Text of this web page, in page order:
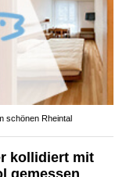
schönen Rheintal
kollidiert mit